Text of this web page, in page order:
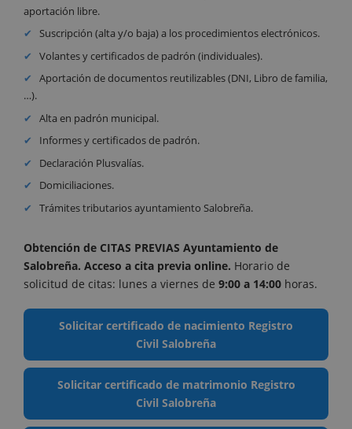
aportación libre.
Suscripción (alta y/o baja) a los procedimientos electrónicos.
Volantes y certificados de padrón (individuales).
Aportación de documentos reutilizables (DNI, Libro de familia,
…).
Alta en padrón municipal.
Informes y certificados de padrón.
Declaración Plusvalías.
Domiciliaciones.
Trámites tributarios ayuntamiento Salobreña.
Obtención de CITAS PREVIAS Ayuntamiento de
Salobreña. Acceso a cita previa online. Horario de
solicitud de citas: lunes a viernes de 9:00 a 14:00 horas.
Solicitar certificado de nacimiento Registro
Civil Salobreña
Solicitar certificado de matrimonio Registro
Civil Salobreña